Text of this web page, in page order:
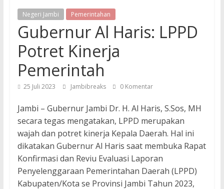
Negeri Jambi Pemerintahan
Gubernur Al Haris: LPPD
Potret Kinerja
Pemerintah
25 Juli 2023 Jambibreaks 0 Komentar
Jambi – Gubernur Jambi Dr. H. Al Haris, S.Sos, MH
secara tegas mengatakan, LPPD merupakan
wajah dan potret kinerja Kepala Daerah. Hal ini
dikatakan Gubernur Al Haris saat membuka Rapat
Konfirmasi dan Reviu Evaluasi Laporan
Penyelenggaraan Pemerintahan Daerah (LPPD)
Kabupaten/Kota se Provinsi Jambi Tahun 2023,